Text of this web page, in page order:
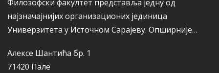
Филозофски факултет представља једну од
најзначајнијих организационих јединица
Универзитета у Источном Сарајеву. Опширније…
Алексе Шантића бр. 1
71420 Пале